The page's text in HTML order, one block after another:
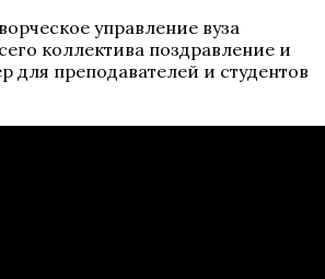
управление вуза
коллектива поздравление и
для преподавателей и студентов